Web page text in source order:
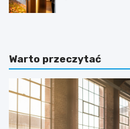
Warto przeczytać